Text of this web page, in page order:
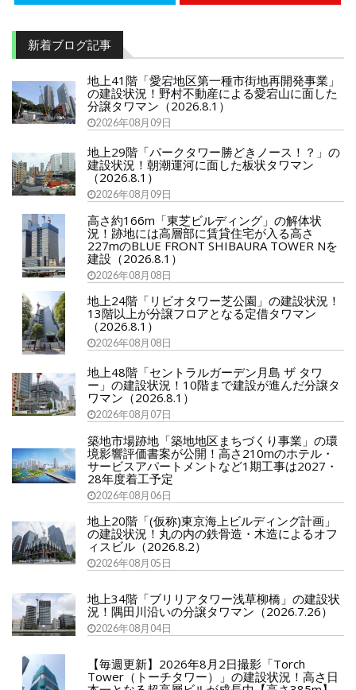
新着ブログ記事
地上41階「愛宕地区第一種市街地再開発事業」
の建設状況！野村不動産による愛宕山に面した
分譲タワマン（2026.8.1）
2026年08月09日
地上29階「パークタワー勝どきノース！？」の
建設状況！朝潮運河に面した板状タワマン
（2026.8.1）
2026年08月09日
高さ約166m「東芝ビルディング」の解体状
況！跡地には高層部に賃貸住宅が入る高さ
227mのBLUE FRONT SHIBAURA TOWER Nを
建設（2026.8.1）
2026年08月08日
地上24階「リビオタワー芝公園」の建設状況！
13階以上が分譲フロアとなる定借タワマン
（2026.8.1）
2026年08月08日
地上48階「セントラルガーデン月島 ザ タワ
ー」の建設状況！10階まで建設が進んだ分譲タ
ワマン（2026.8.1）
2026年08月07日
築地市場跡地「築地地区まちづくり事業」の環
境影響評価書案が公開！高さ210mのホテル・
サービスアパートメントなど1期工事は2027・
28年度着工予定
2026年08月06日
地上20階「(仮称)東京海上ビルディング計画」
の建設状況！丸の内の鉄骨造・木造によるオフ
ィスビル（2026.8.2）
2026年08月05日
地上34階「ブリリアタワー浅草柳橋」の建設状
況！隅田川沿いの分譲タワマン（2026.7.26）
2026年08月04日
【毎週更新】2026年8月2日撮影「Torch
Tower（トーチタワー）」の建設状況！高さ日